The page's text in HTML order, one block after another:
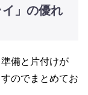
」の優れ
備と片付けが
のでまとめてお